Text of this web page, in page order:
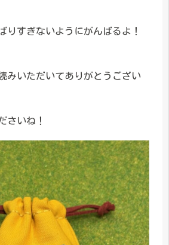
りすぎないようにがんばるよ！
みいただいてありがとうござい
さいね！